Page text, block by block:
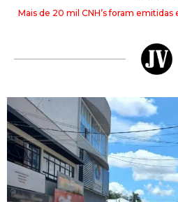
Mais de 20 mil CNH’s foram emitidas